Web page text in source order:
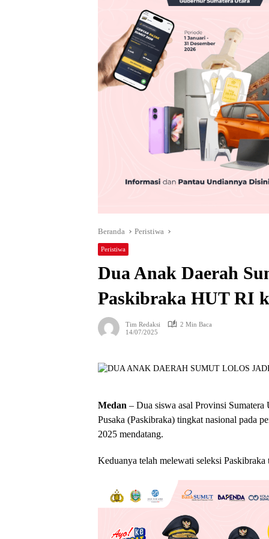
Beranda Peristiwa
Peristiwa
Dua Anak Daerah
Paskibraka HUT RI
Tim Redaksi
2 Min Baca
14/07/2025
Medan – Dua siswa asal Provinsi
Pusaka (Paskibraka) tingkat nasional pada
2025 mendatang.
Keduanya telah melewati seleksi